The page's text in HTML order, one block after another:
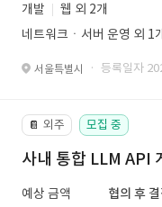
개발
웹 외 2개
네트워크ㆍ서버 운영 외 1
서울특별시 · 등록일자
📔 외주 모집 중
사내 통합 LLM API
예상 금액
협의 후